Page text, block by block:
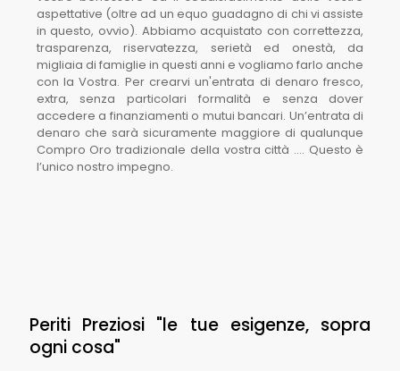
aspettative (oltre ad un equo guadagno di chi vi assiste
in questo, ovvio). Abbiamo acquistato con correttezza,
trasparenza, riservatezza, serietà ed onestà, da
migliaia di famiglie in questi anni e vogliamo farlo anche
con la Vostra. Per crearvi un'entrata di denaro fresco,
extra, senza particolari formalità e senza dover
accedere a finanziamenti o mutui bancari. Un’entrata di
denaro che sarà sicuramente maggiore di qualunque
Compro Oro tradizionale della vostra città …. Questo è
l’unico nostro impegno.
Periti Preziosi "le tue esigenze, sopra
ogni cosa"